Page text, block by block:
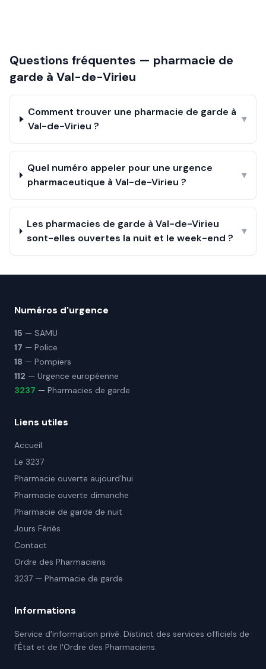
Questions fréquentes — pharmacie de
garde à Val-de-Virieu
Comment trouver une pharmacie de garde à
Val-de-Virieu ?
▾
Quel numéro appeler pour une urgence
pharmaceutique à Val-de-Virieu ?
▾
Les pharmacies de garde à Val-de-Virieu
sont-elles ouvertes la nuit et le week-end ?
▾
Numéros d'urgence
15 — SAMU
17 — Police
18 — Pompiers
112 — Urgence européenne
3237 — Pharmacies de garde
Liens utiles
Accueil
Le 3237
Pharmacie ouverte aujourd'hui
Pharmacie ouverte dimanche
Pharmacie de garde de nuit
Jours Fériés
Contact
Ordre des Pharmaciens
3237 — Pharmacie de garde
Informations
Service d'information privé. Distinct des services officiels de
l'État et de l'Ordre des Pharmaciens.